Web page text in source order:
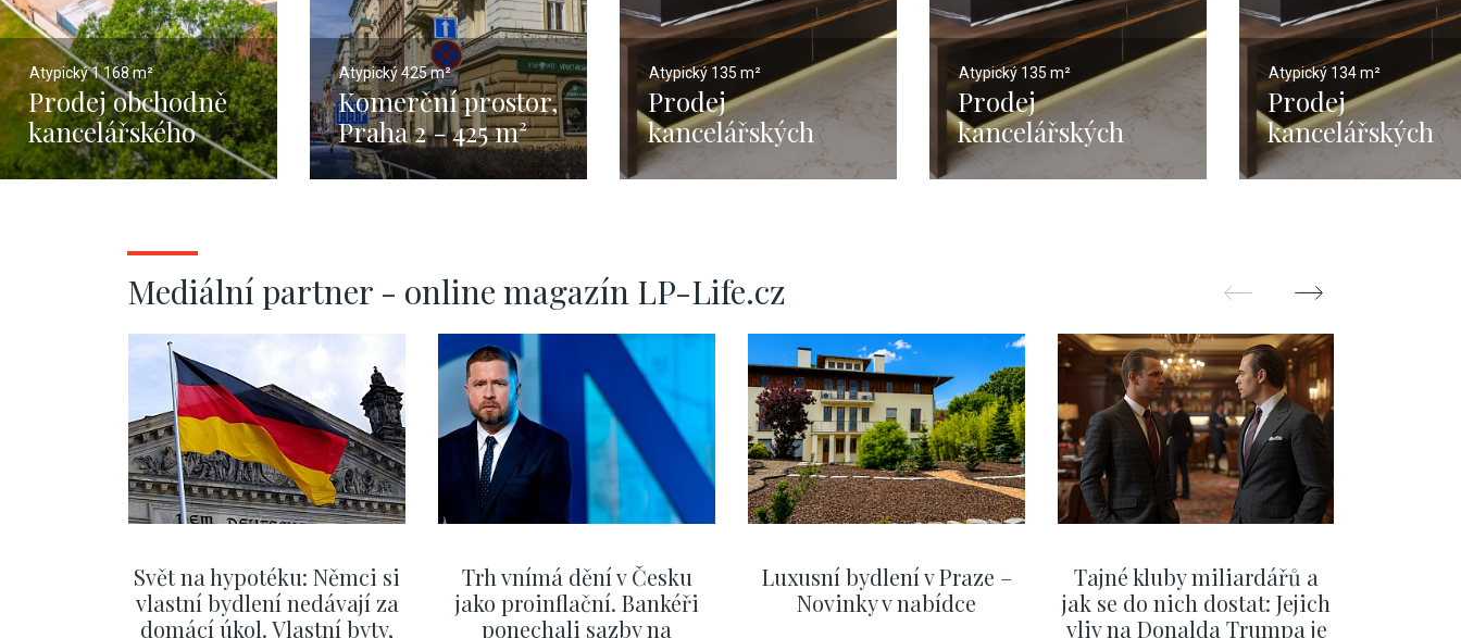
Atypický1 168 m²
Prodej obchodně
kancelářského
prostoru s
Atypický425 m²
Komerční prostor,
Praha 2 - 425 m²
Atypický 135 m²
Prodej
kancelářských
prostor, Praha 1 -
Atypický 135 m²
Prodej
kancelářských
prostor, Praha 1 -
Atypický 134 m²
Prodej
kancelářských
prostor, Praha
Mediální partner - online magazín LP-Life.cz
Svět na hypotéku: Němci si
vlastní bydlení nedávají za
domácí úkol. Vlastní byty,
Trh vnímá dění v Česku
jako proinflační. Bankéři
ponechali sazby na
Luxusní bydlení v Praze –
Novinky v nabídce
Tajné kluby miliardářů a
jak se do nich dostat: Jejich
vliv na Donalda Trumpa je